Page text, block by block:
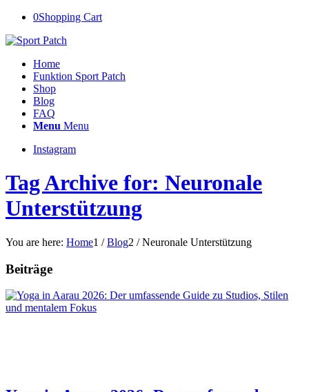
0Shopping Cart
Home
Funktion Sport Patch
Shop
Blog
FAQ
Menu Menu
Instagram
Tag Archive for: Neuronale
Unterstützung
You are here: Home1 / Blog2 / Neuronale Unterstützung
Beiträge